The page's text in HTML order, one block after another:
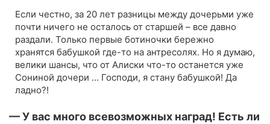
Если честно, за 20 лет разницы между дочерьми уже
почти ничего не осталось от старшей – все давно
раздали. Только первые ботиночки бережно
хранятся бабушкой где-то на антресолях. Но я думаю,
велики шансы, что от Алиски что-то останется уже
Сониной дочери … Господи, я стану бабушкой! Да
ладно?!
— У вас много всевозможных наград! Есть ли